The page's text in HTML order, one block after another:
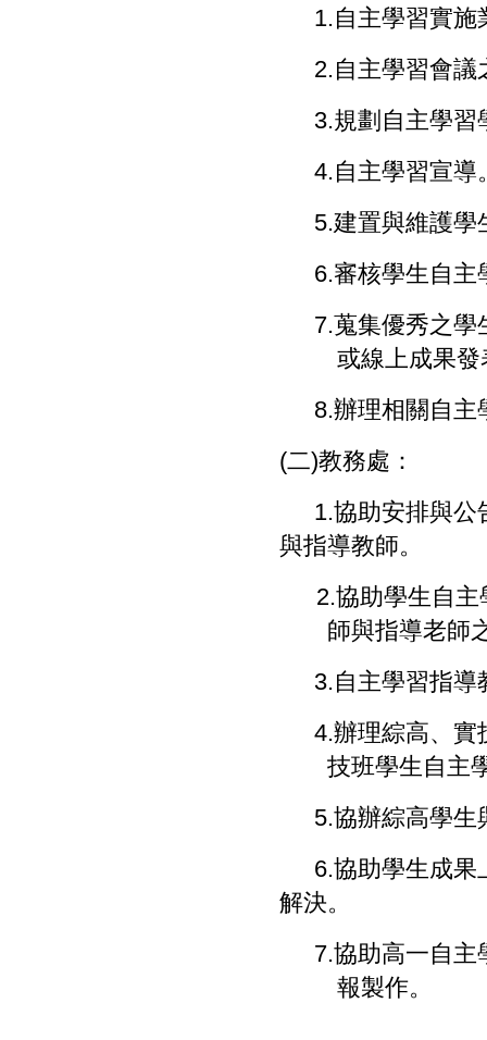
1.自主學習實
2.自主學習會
3.規劃自主學習
4.自主學習宣導
5.建置與維護學
6.審核學生自主
7.蒐集優秀之學
或線上成果
8.辦理相關自主
(二)教務處：
1.協助安排與公
與指導教師。
2.協助學生自
師與指導老師
3.自主學習指
4.辦理綜高、實
技班學生自主
5.協辦綜高學生
6.協助學生成果
解決。
7.協助高一自主
報製作。